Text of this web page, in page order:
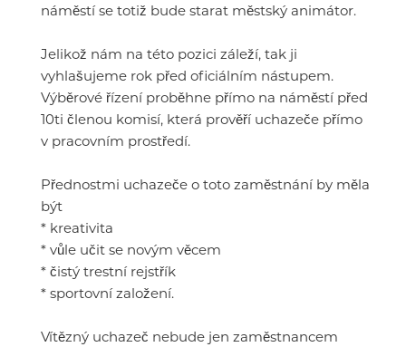
náměstí se totiž bude starat městský animátor.
Jelikož nám na této pozici záleží, tak ji
vyhlašujeme rok před oficiálním nástupem.
Výběrové řízení proběhne přímo na náměstí před
10ti členou komisí, která prověří uchazeče přímo
v pracovním prostředí.
Přednostmi uchazeče o toto zaměstnání by měla
být
* kreativita
* vůle učit se novým věcem
* čistý trestní rejstřík
* sportovní založení.
Vítězný uchazeč nebude jen zaměstnancem